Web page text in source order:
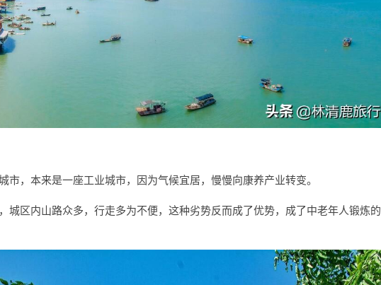
市，本来是一座工业城市，因为气候宜居，慢慢向康养产业转变。
城区内山路众多，行走多为不便，这种劣势反而成了优势，成了中老年人锻炼的